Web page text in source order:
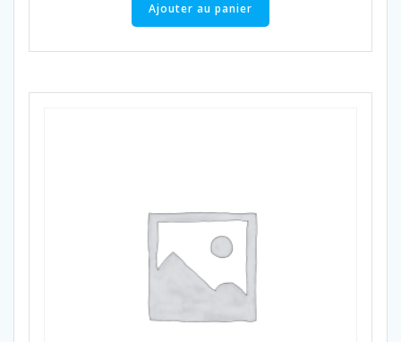
Ajouter au panier